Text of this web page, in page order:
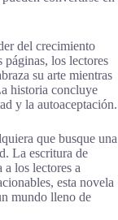
del crecimiento
páginas, los lectores
su arte mientras
historia concluye
y la autoaceptación.
que busque una
La escritura de
los lectores a
esta novela
mundo lleno de